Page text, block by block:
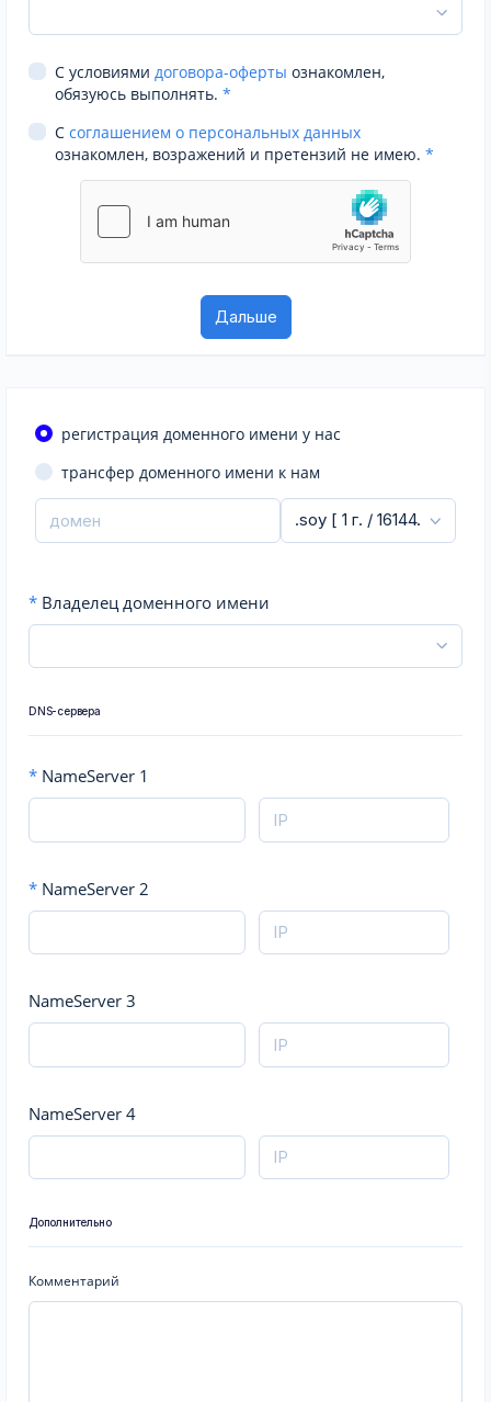
С условиями договора-оферты ознакомлен,
обязуюсь выполнять. *
С соглашением о персональных данных
ознакомлен, возражений и претензий не имею. *
регистрация доменного имени у нас
трансфер доменного имени к нам
* Владелец доменного имени
DNS-сервера
* NameServer 1
* NameServer 2
NameServer 3
NameServer 4
Дополнительно
Комментарий